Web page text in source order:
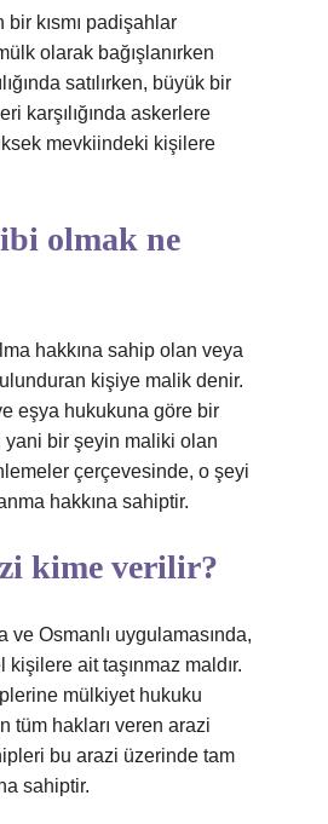
bir kısmı padişahlar
olarak bağışlanırken
satılırken, büyük bir
karşılığında askerlere
mevkiindeki kişilere
olmak ne
hakkına sahip olan veya
kişiye malik denir.
eşya hukukuna göre bir
bir şeyin maliki olan
çerçevesinde, o şeyi
hakkına sahiptir.
kime verilir?
ve Osmanlı uygulamasında,
ait taşınmaz maldır.
mülkiyet hukuku
tüm hakları veren arazi
bu arazi üzerinde tam
sahiptir.